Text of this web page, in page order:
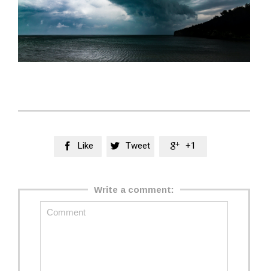
 Like  Tweet  +1
Write a comment: